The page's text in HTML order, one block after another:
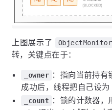
上图展示了 ObjectMonitor
转，关键点在于：
_owner ：指向当前持有
成功后，线程把自己设为
_count ：锁的计数器，